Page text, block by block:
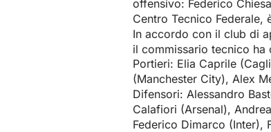
offensivo: Federico
Centro Tecnico
In accordo con il club di
il commissario tecnico
Portieri: Elia Caprile
(Manchester City), Alex
Difensori: Alessandro
Calafiori (Arsenal),
Federico Dimarco (Inter),